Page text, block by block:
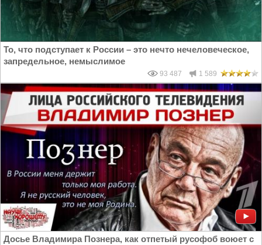
То, что подступает к России – это нечто нечеловеческое,
запредельное, немыслимое
93 487 1 589
Досье Владимира Познера, как отпетый русофоб воюет с